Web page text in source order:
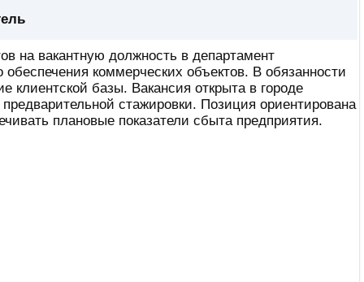
на вакантную должность в департамент
коммерческих объектов. В обязанности
клиентской базы. Вакансия открыта в городе
стажировки. Позиция ориентирована
плановые показатели сбыта предприятия.